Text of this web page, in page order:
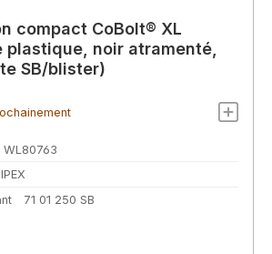
compact CoBolt® XL
plastique, noir atramenté,
SB/blister)
WL80763
71 01 250 SB